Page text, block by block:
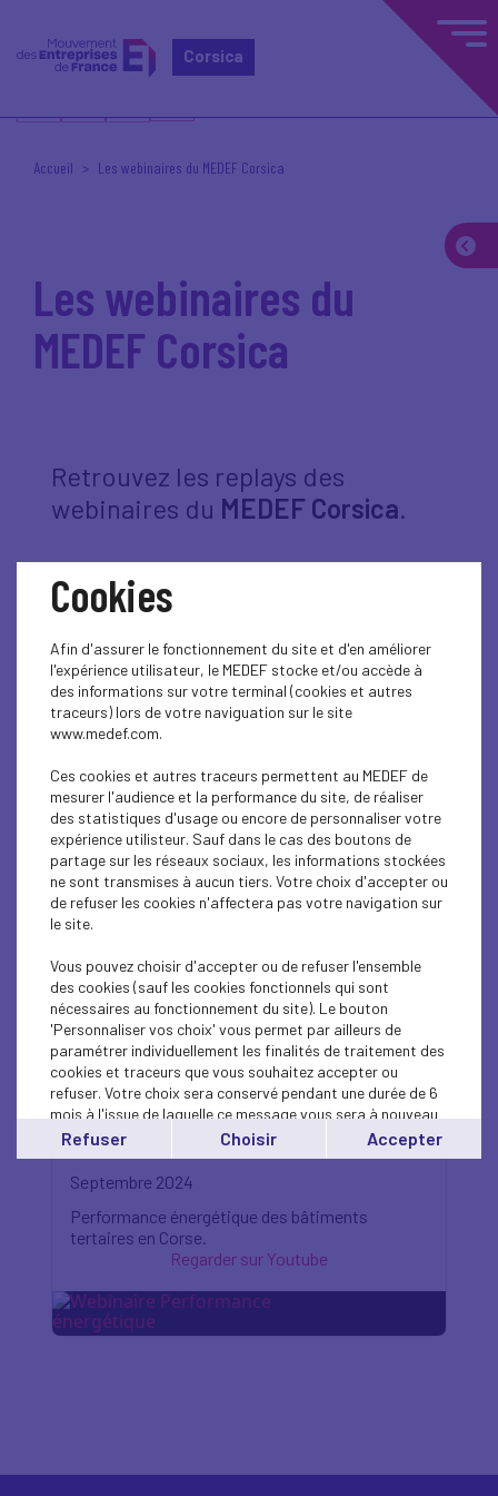
Corsica
Accueil Les webinaires du MEDEF Corsica
Les webinaires du
MEDEF Corsica
Retrouvez les replays des
webinaires du MEDEF Corsica.
Octobre 2025
La CSRD et ses enjeux pour les TPE/PME
corses.
Webinaire Mobilité
Décarboner la mobilité de vos salariés en Corse.
Regarder sur Youtube
Webinaire Tertiaire
Septembre 2024
Performance énergétique des bâtiments
tertaires en Corse.
Regarder sur Youtube
Cookies
Afin d'assurer le fonctionnement du site et d'en améliorer
l'expérience utilisateur, le MEDEF stocke et/ou accède à
des informations sur votre terminal (cookies et autres
traceurs) lors de votre naviguation sur le site
www.medef.com.
Ces cookies et autres traceurs permettent au MEDEF de
mesurer l'audience et la performance du site, de réaliser
des statistiques d'usage ou encore de personnaliser votre
expérience utilisteur. Sauf dans le cas des boutons de
partage sur les réseaux sociaux, les informations stockées
ne sont transmises à aucun tiers. Votre choix d'accepter ou
de refuser les cookies n'affectera pas votre navigation sur
le site.
Vous pouvez choisir d'accepter ou de refuser l'ensemble
des cookies (sauf les cookies fonctionnels qui sont
nécessaires au fonctionnement du site). Le bouton
'Personnaliser vos choix' vous permet par ailleurs de
paramétrer individuellement les finalités de traitement des
cookies et traceurs que vous souhaitez accepter ou
refuser. Votre choix sera conservé pendant une durée de 6
mois à l'issue de laquelle ce message vous sera à nouveau
affiché..
Vous pouvez modifier votre choix à tout moment en
cliquant sur le lien'cookies'
Refuser Choisir Accepter